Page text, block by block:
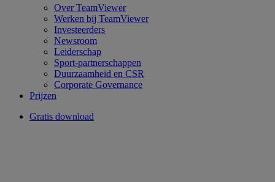
Over TeamViewer
Werken bij TeamViewer
Investeerders
Newsroom
Leiderschap
Sport-partnerschappen
Duurzaamheid en CSR
Corporate Governance
Prijzen
Gratis download